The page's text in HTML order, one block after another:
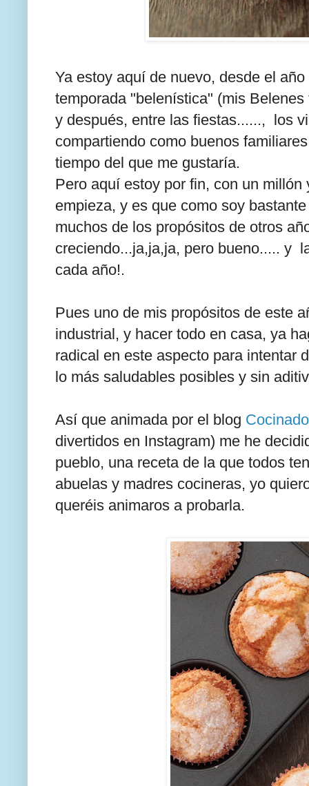
Ya estoy aquí de nuevo, desde el
temporada "belenística" (mis
y después, entre las fiestas......, los
compartiendo como buenos
tiempo del que me gustaría.
Pero aquí estoy por fin, con un
empieza, y es que como soy
muchos de los propósitos de otros
creciendo...ja,ja,ja, pero bueno..... y
cada año!.
Pues uno de mis propósitos de este
industrial, y hacer todo en casa, ya
radical en este aspecto para intentar
lo más saludables posibles y sin
Así que animada por el blog
divertidos en Instagram) me he
pueblo, una receta de la que todos
abuelas y madres cocineras, yo
queréis animaros a probarla.